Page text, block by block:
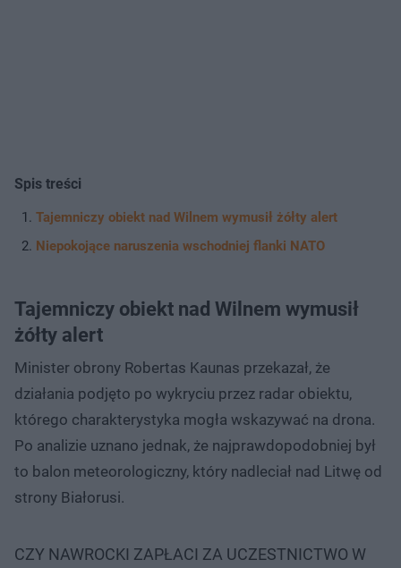
Spis treści
Tajemniczy obiekt nad Wilnem wymusił żółty alert
Niepokojące naruszenia wschodniej flanki NATO
Tajemniczy obiekt nad Wilnem wymusił
żółty alert
Minister obrony Robertas Kaunas przekazał, że
działania podjęto po wykryciu przez radar obiektu,
którego charakterystyka mogła wskazywać na drona.
Po analizie uznano jednak, że najprawdopodobniej był
to balon meteorologiczny, który nadleciał nad Litwę od
strony Białorusi.
CZY NAWROCKI ZAPŁACI ZA UCZESTNICTWO W